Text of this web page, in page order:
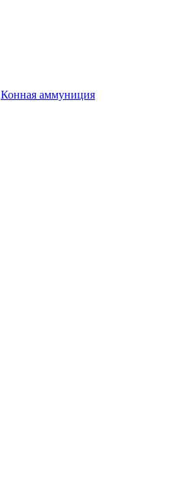
Конная аммуниция